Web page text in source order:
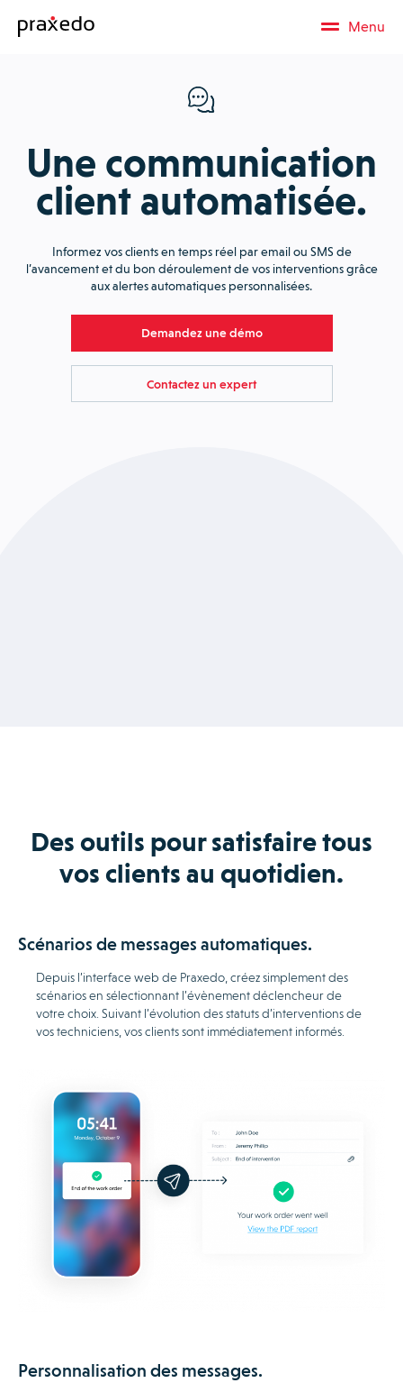
Menu
Une communication
client automatisée.
Informez vos clients en temps réel par email ou SMS de
l’avancement et du bon déroulement de vos interventions grâce
aux alertes automatiques personnalisées.
Demandez une démo
Contactez un expert
Des outils pour satisfaire tous
vos clients au quotidien.
Scénarios de messages automatiques.
Depuis l’interface web de Praxedo, créez simplement des
scénarios en sélectionnant l’évènement déclencheur de
votre choix. Suivant l’évolution des statuts d’interventions de
vos techniciens, vos clients sont immédiatement informés.
Personnalisation des messages.